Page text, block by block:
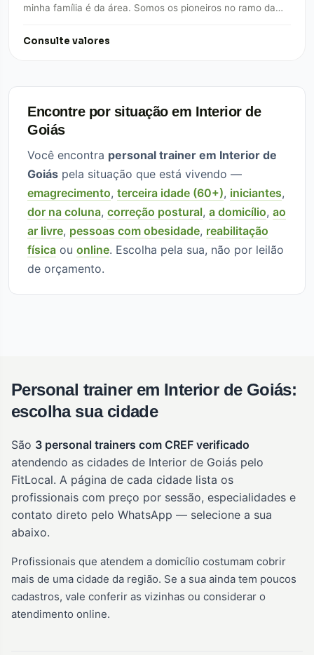
minha família é da área. Somos os pioneiros no ramo da
Consulte valores
Encontre por situação em Interior de
Goiás
Você encontra personal trainer em Interior de
Goiás pela situação que está vivendo —
emagrecimento, terceira idade (60+), iniciantes,
dor na coluna, correção postural, a domicílio, ao
ar livre, pessoas com obesidade, reabilitação
física ou online. Escolha pela sua, não por leilão
de orçamento.
Personal trainer em Interior de Goiás:
escolha sua cidade
São 3 personal trainers com CREF verificado
atendendo as cidades de Interior de Goiás pelo
FitLocal. A página de cada cidade lista os
profissionais com preço por sessão, especialidades e
contato direto pelo WhatsApp — selecione a sua
abaixo.
Profissionais que atendem a domicílio costumam cobrir
mais de uma cidade da região. Se a sua ainda tem poucos
cadastros, vale conferir as vizinhas ou considerar o
atendimento online.